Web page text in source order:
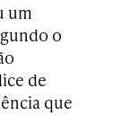
um
o
de
que